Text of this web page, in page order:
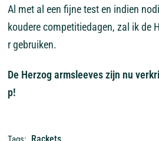
Al met al een fijne test en indien
koudere competitiedagen, zal ik de
r gebruiken.
De Herzog armsleeves zijn nu
p!